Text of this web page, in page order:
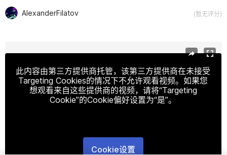
AlexanderFilatov (暂无评分)
此内容由第三方提供商托管，该第三方提供商在未接受
Targeting Cookies的情况下不允许观看视频。如果您
想观看来自这些提供商的视频，请将“Targeting
Cookie”的Cookie偏好设置为“是”。
Cookie设置